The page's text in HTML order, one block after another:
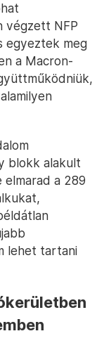
végzett NFP
egyeztek meg
a Macron-
blokk alakult
elmarad a 289
lehet tartani